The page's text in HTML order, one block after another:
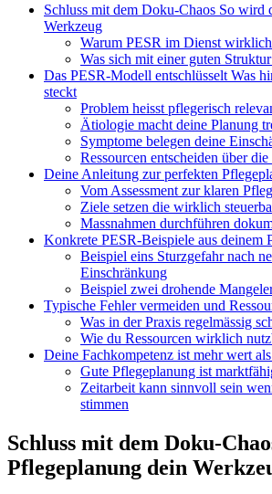
Schluss mit dem Doku-Chaos So wird
Werkzeug
Warum PESR im Dienst
Was sich mit einer guten
Das PESR-Modell entschlüsselt Was
steckt
Problem heisst pflegerisch
Ätiologie macht deine Planung
Symptome belegen deine
Ressourcen entscheiden über
Deine Anleitung zur perfekten
Vom Assessment zur klaren
Ziele setzen die wirklich
Massnahmen durchführen
Konkrete PESR-Beispiele aus deinem
Beispiel eins Sturzgefahr nach
Einschränkung
Beispiel zwei drohende
Typische Fehler vermeiden und
Was in der Praxis regelmässig
Wie du Ressourcen wirklich
Deine Fachkompetenz ist mehr wert
Gute Pflegeplanung ist
Zeitarbeit kann sinnvoll sein
stimmen
Schluss mit dem Doku-
Pflegeplanung dein